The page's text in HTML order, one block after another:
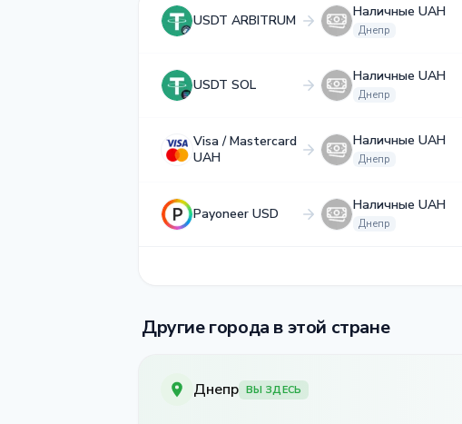
USDT ARBITRUM
Наличные UAH
Днепр
USDT SOL
Наличные UAH
Днепр
Visa / Mastercard
UAH
Наличные UAH
Днепр
Payoneer USD
Наличные UAH
Днепр
Другие города в этой стране
Днепр ВЫ ЗДЕСЬ